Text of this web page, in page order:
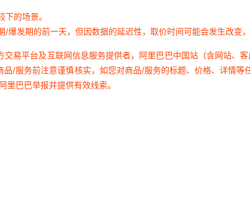
的场景。
/爆发期的前一天，但因数据的延迟性，取价时间可能会发生改变
交易平台及互联网信息服务提供者，阿里巴巴中国站（含网站
/服务前注意谨慎核实，如您对商品/服务的标题、价格、详情
里巴巴举报并提供有效线索。